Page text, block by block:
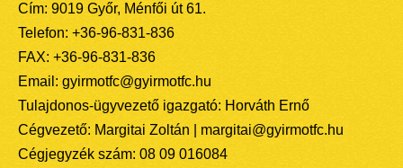
Cím: 9019 Győr, Ménfői út 61.
Telefon: +36-96-831-836
FAX: +36-96-831-836
Email: gyirmotfc@gyirmotfc.hu
Tulajdonos-ügyvezető igazgató: Horváth Ernő
Cégvezető: Margitai Zoltán | margitai@gyirmotfc.hu
Cégjegyzék szám: 08 09 016084